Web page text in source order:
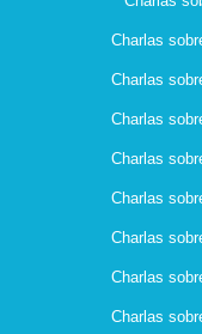
Charlas
Charlas
Charlas
Charlas
Charlas
Charlas
Charlas
Charlas